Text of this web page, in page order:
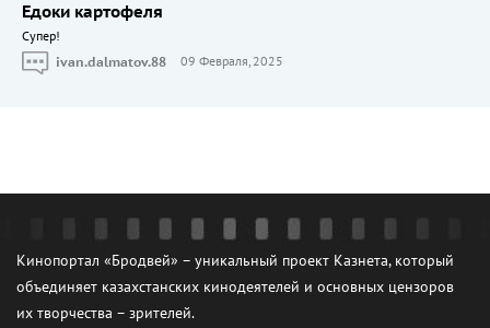
Едоки картофеля
Cупер!
ivan.dalmatov.88
09 Февраля, 2025
Кинопортал «Бродвей» – уникальный проект Казнета, который
объединяет казахстанских кинодеятелей и основных цензоров
их творчества – зрителей.